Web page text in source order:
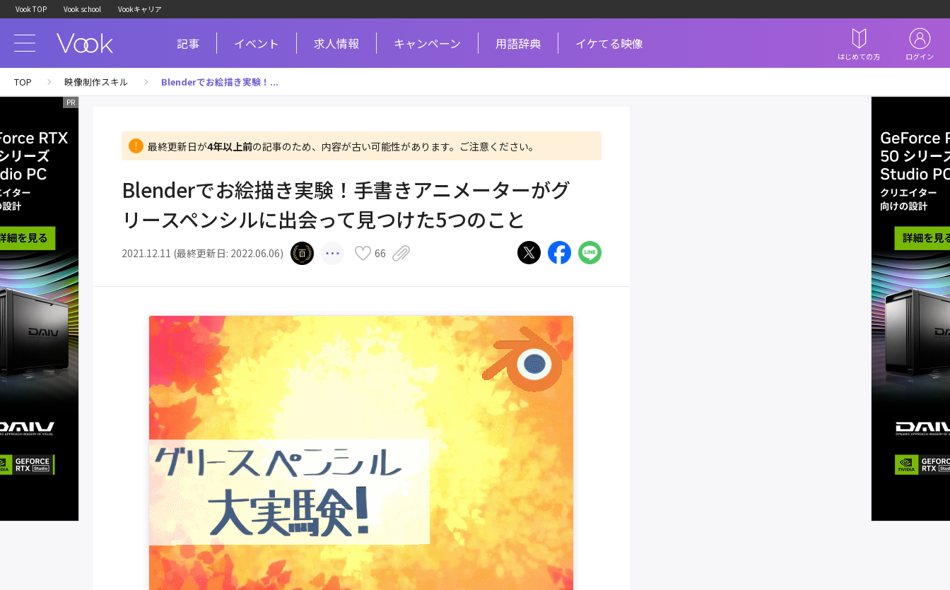
Vook TOP Vook school Vookキャリア
記事 イベント 求人情報 キャンペーン 用語辞典 イケてる映像
はじめての方 ログイン
TOP 映像制作スキル Blenderでお絵描き実験！...
最終更新日が4年以上前の記事のため、内容が古い可能性があります。ご注意ください。
Blenderでお絵描き実験！手書きアニメーターがグ
リースペンシルに出会って見つけた5つのこと
2021.12.11 (最終更新日: 2022.06.06) 66